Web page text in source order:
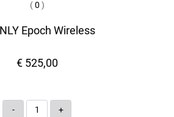
(0 )
Epoch Wireless
€ 525,00
Quantità